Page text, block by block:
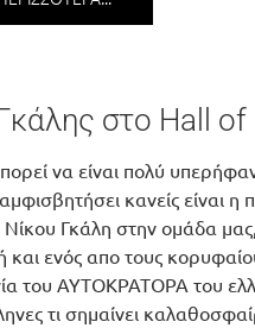
στο Hall of
να είναι πολύ
κανείς είναι
Γκάλη στην ομάδα
και ενός απο τους
του ΑΥΤΟΚΡΑΤΟΡΑ του
τι σημαίνει